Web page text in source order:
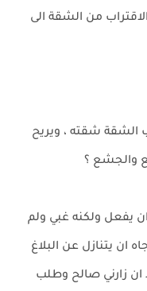
من الشقة الى
الشقة شقته ، ويريح
والجشع ؟
يفعل ولكنه غبي ولم
ان يتنازل عن البلاغ
ان زارني صالح وطلب